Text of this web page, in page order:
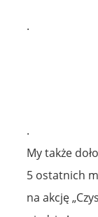
.
.
My także
5 ostatnich
na akcję